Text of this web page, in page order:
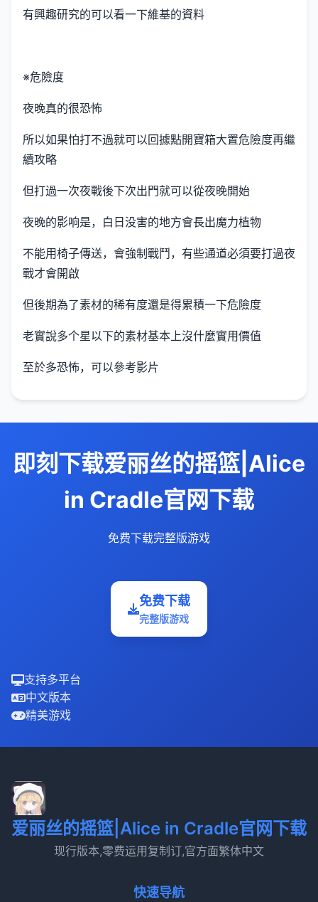
有興趣研究的可以看一下維基的資料
※危險度
夜晚真的很恐怖
所以如果怕打不過就可以回據點開寶箱大置危險度再繼
續攻略
但打過一次夜戰後下次出門就可以從夜晚開始
夜晚的影响是，白日没害的地方會長出魔力植物
不能用椅子傳送，會強制戰鬥，有些通道必須要打過夜
戰才會開啟
但後期為了素材的稀有度還是得累積一下危險度
老實說多个星以下的素材基本上沒什麼實用價值
至於多恐怖，可以參考影片
即刻下载爱丽丝的摇篮|Alice
in Cradle官网下载
免费下载完整版游戏
免费下载
完整版游戏
支持多平台
中文版本
精美游戏
爱丽丝的摇篮|Alice in Cradle官网下载
现行版本,零费运用复制订,官方面繁体中文
快速导航